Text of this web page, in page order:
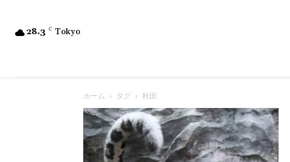
28.3 C Tokyo
ホーム タグ 秋田